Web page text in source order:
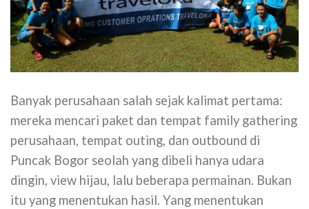
Banyak perusahaan salah sejak kalimat pertama:
mereka mencari paket dan tempat family gathering
perusahaan, tempat outing, dan outbound di
Puncak Bogor seolah yang dibeli hanya udara
dingin, view hijau, lalu beberapa permainan. Bukan
itu yang menentukan hasil. Yang menentukan